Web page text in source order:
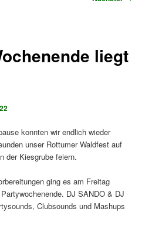
liegt
konnten wir endlich wieder
unser Rottumer Waldfest auf
der Kiesgrube feiern.
ging es am Freitag
DJ SANDO & DJ
Clubsounds und Mashups